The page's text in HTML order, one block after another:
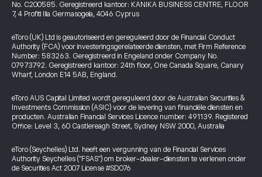
No. C200585. Geregistreerd kantoor: KANIKA BUSINESS CENTRE, FLOOR
7, 4 Profiti Ilia Germasogeia, 4046 Cyprus
eToro (UK) Ltd is geautoriseerd en gereguleerd door de Financial Conduct
Authority (FCA) voor investeringsgerelateerde diensten, met Firm Reference
Number: 583263. Geregistreerd in Engeland onder Company No.
07973792. Geregistreerd kantoor: 24th floor, One Canada Square, Canary
Wharf, London E14 5AB, England.
eToro AUS Capital Limited wordt gereguleerd door de Australian Securities &
Investments Commission (ASIC) voor de levering van financiële diensten en
producten. Australian Financial Services Licence number: 491139. Registered
Office: Level 3, 60 Castlereagh Street, Sydney NSW 2000, Australia
eToro (Seychelles) Ltd. heeft een vergunning van de Financial Services
Authority Seychelles ("FSAS") om broker-dealer-diensten te verlenen onder
de Securities Act 2007 License #SD076